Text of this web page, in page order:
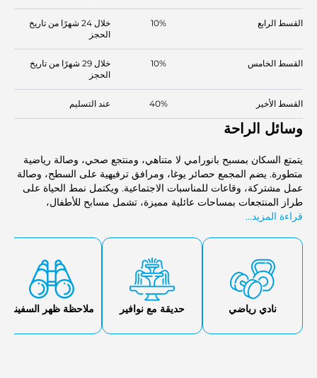
القسط الرابع 10%
خلال 24 شهرًا من تاريخ
الحجز
القسط الخامس 10%
خلال 29 شهرًا من تاريخ
الحجز
القسط الأخير 40% عند التسليم
وسائل الراحة
يتمتع السكان بمسبح بانورامي لا متناهي، ومنتجع صحي، وصالة رياضية
متطورة. يضم المجمع حصائر يوغا، ومرافق ترفيهية على السطح، وصالة
عمل مشتركة، وقاعات للمناسبات الاجتماعية. ويكتمل نمط الحياة على
طراز المنتجعات بمساحات عائلية مميزة، تشمل مسابح للأطفال،
ومناطق للشواء، وحدائق.
قراءة المزيد...
نادي رياضي حديقة مع نوافير ملاحظة ظهر السفينة